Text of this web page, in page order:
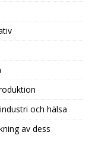
och hälsa
av dess